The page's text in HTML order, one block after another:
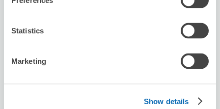
Statistics
Marketing
Show details